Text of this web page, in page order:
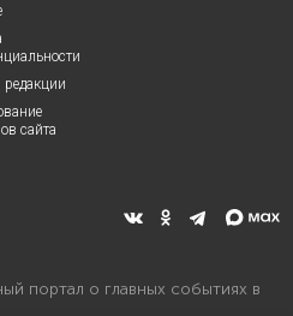
редакции
сайта
портал о главных событиях в